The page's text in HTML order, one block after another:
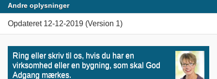
Andre oplysninger
Opdateret 12-12-2019 (Version 1)
Ring eller skriv til os, hvis du har en
virksomhed eller en bygning, som skal God
Adgang mærkes.